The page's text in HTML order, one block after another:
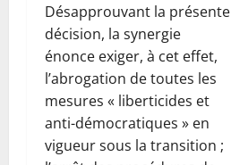
Désapprouvant la présente
décision, la synergie
énonce exiger, à cet effet,
l’abrogation de toutes les
mesures « liberticides et
anti-démocratiques » en
vigueur sous la transition ;